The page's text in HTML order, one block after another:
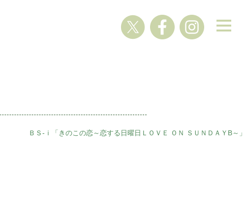
ＢＳ-ｉ「きのこの恋～恋する日曜日ＬＯＶＥ ＯＮ ＳＵＮＤＡＹB～」